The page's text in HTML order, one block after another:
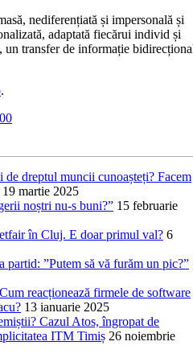
nediferențiată și impersonală și
adaptată fiecărui individ și
transfer de informație
.
de dreptul muncii cunoașteți? Facem
19 martie 2025
noștri nu-s buni?” 15 februarie
în Cluj. E doar primul val? 6
partid: ”Putem să vă furăm un pic?”
reacționează firmele de software
13 ianuarie 2025
Cazul Atos, îngropat de
ITM Timiș 26 noiembrie